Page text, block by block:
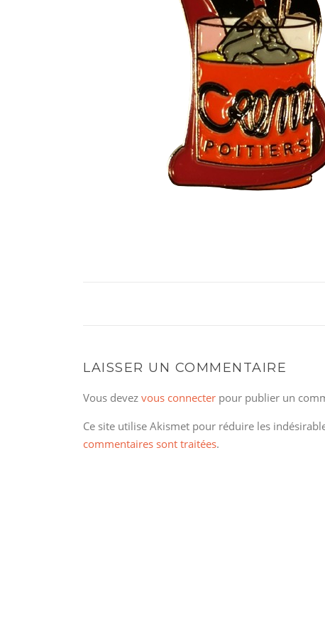
LAISSER UN COMMENTAIRE
Vous devez vous connecter pour publier un
Ce site utilise Akismet pour réduire les
commentaires sont traitées.